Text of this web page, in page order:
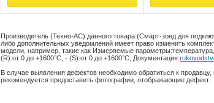
Производитель (Техно-АС) данного товара (Смарт-зонд для
либо дополнительных уведомлений имеет право изменить
модели, например, такие как Измеряемые параметры:температура
(R):от 0 до +1600°С - (S):от 0 до +1600°С Документация:
В случае выявления дефектов необходимо обратиться к
рекомендуется предоставить фотографии, отображающие дефект.